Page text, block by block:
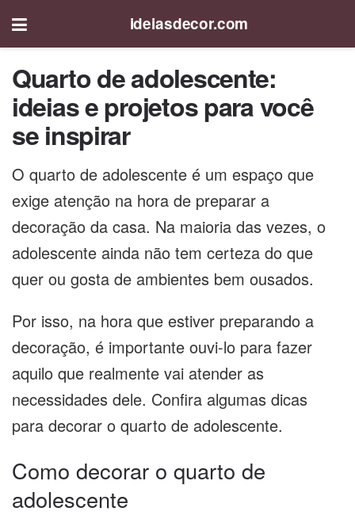
ideiasdecor.com
Quarto de adolescente:
ideias e projetos para você
se inspirar
O quarto de adolescente é um espaço que
exige atenção na hora de preparar a
decoração da casa. Na maioria das vezes, o
adolescente ainda não tem certeza do que
quer ou gosta de ambientes bem ousados.
Por isso, na hora que estiver preparando a
decoração, é importante ouvi-lo para fazer
aquilo que realmente vai atender as
necessidades dele. Confira algumas dicas
para decorar o quarto de adolescente.
Como decorar o quarto de
adolescente